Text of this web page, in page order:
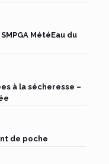
MétéEau du
à la sécheresse –
de poche